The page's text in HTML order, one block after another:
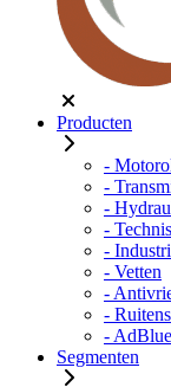
Producten
-
-
-
-
-
- Vetten
-
-
- AdBlue
Segmenten